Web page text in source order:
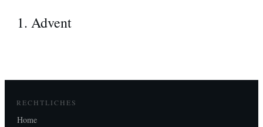
1. Advent
RECHTLICHES
Home